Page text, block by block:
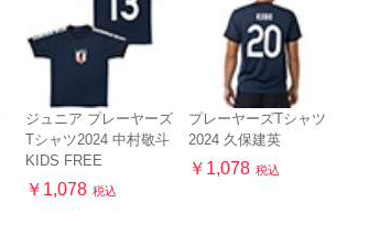
ジュニア プレーヤーズ
Tシャツ2024 中村敬斗
KIDS FREE
￥1,078 税込
プレーヤーズTシャツ
2024 久保建英
￥1,078 税込